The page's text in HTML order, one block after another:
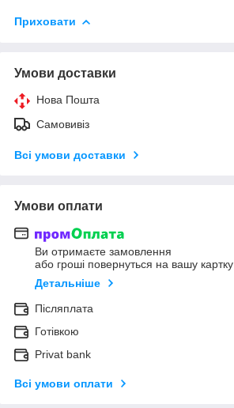
Приховати
Умови доставки
Нова Пошта
Самовивіз
Всі умови доставки
Умови оплати
Ви отримаєте замовлення
або гроші повернуться на вашу картку
Детальніше
Післяплата
Готівкою
Privat bank
Всі умови оплати